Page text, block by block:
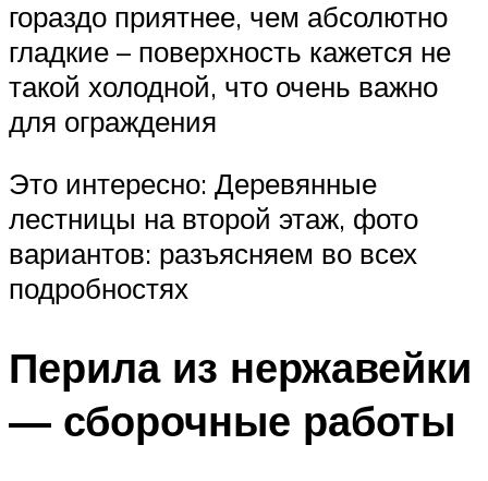
гораздо приятнее, чем абсолютно
гладкие – поверхность кажется не
такой холодной, что очень важно
для ограждения
Это интересно: Деревянные
лестницы на второй этаж, фото
вариантов: разъясняем во всех
подробностях
Перила из нержавейки
— сборочные работы